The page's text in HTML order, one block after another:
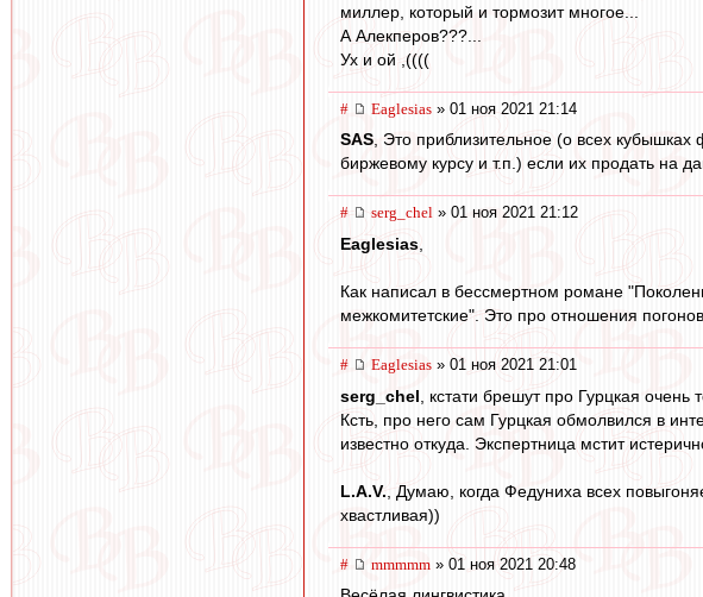
миллер, который и тормозит многое...
А Алекперов???...
Ух и ой ,((((
# Eaglesias » 01 ноя 2021 21:14
SAS, Это приблизительное (о всех кубышках
биржевому курсу и т.п.) если их продать на
# serg_chel » 01 ноя 2021 21:12
Eaglesias
Как написал в бессмертном романе
межкомитетские". Это про отношения
# Eaglesias » 01 ноя 2021 21:01
serg_chel , кстати брешут про Гурцкая
Ксть, про него сам Гурцкая обмолвился в
известно откуда. Экспертница мстит
L.А.V. , Думаю, когда Федуниха всех
хвастливая))
# mmmmm » 01 ноя 2021 20:48